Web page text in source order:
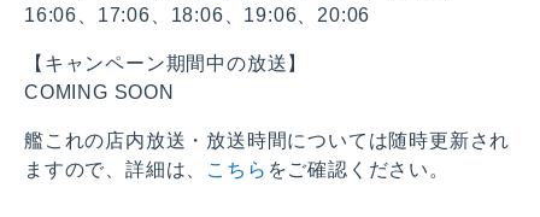
16:06、17:06、18:06、19:06、20:06
【キャンペーン期間中の放送】
COMING SOON
艦これの店内放送・放送時間については随時更新され
ますので、詳細は、
こちら をご確認ください。